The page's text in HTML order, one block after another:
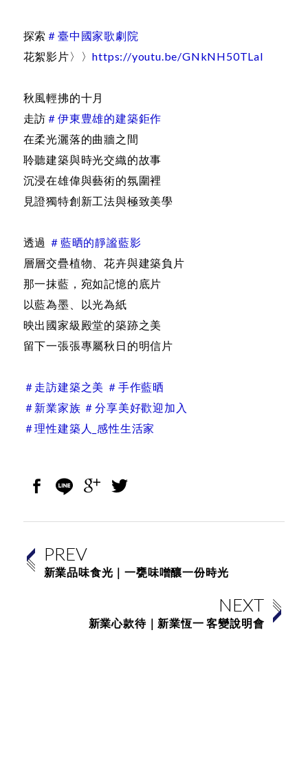
探索 ＃臺中國家歌劇院
花絮影片〉〉https://youtu.be/GNkNH50TLaI
秋風輕拂的十月
走訪 ＃伊東豊雄的建築鉅作
在柔光灑落的曲牆之間
聆聽建築與時光交織的故事
沉浸在雄偉與藝術的氛圍裡
見證獨特創新工法與極致美學
透過 ＃藍晒的靜謐藍影
層層交疊植物、花卉與建築負片
那一抹藍，宛如記憶的底片
以藍為墨、以光為紙
映出國家級殿堂的築跡之美
留下一張張專屬秋日的明信片
＃走訪建築之美 ＃手作藍晒
＃新業家族 ＃分享美好歡迎加入
＃理性建築人_感性生活家
PREV
新業品味食光｜一甕味噌釀一份時光
NEXT
新業心款待｜新業恆一 客變說明會